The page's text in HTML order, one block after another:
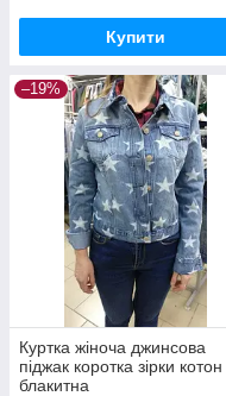
Купити
–19%
Куртка жіноча джинсова
піджак коротка зірки котон
блакитна